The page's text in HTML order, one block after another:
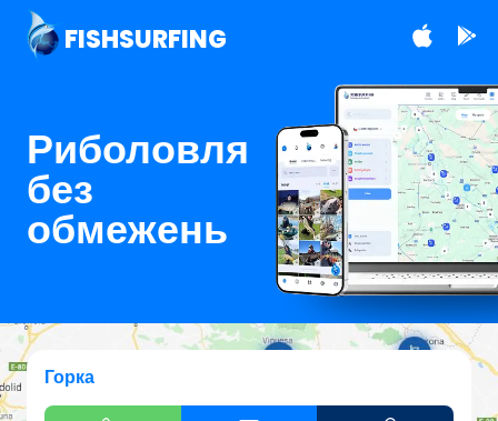
FISHSURFING
Риболовля
без
обмежень
Горка